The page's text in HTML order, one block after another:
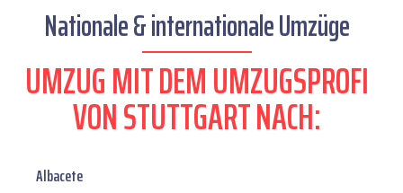
Nationale & internationale Umzüge
UMZUG MIT DEM UMZUGSPROFI
VON STUTTGART NACH:
Albacete